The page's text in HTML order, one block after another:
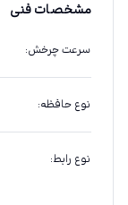
مشخصات فنی
سرعت چرخش:
نوع حافظه:
نوع رابط: